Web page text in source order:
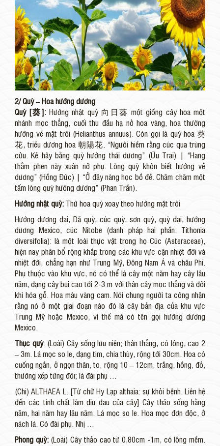
2/ Quỳ – Hoa hướng dương
Quỳ [葵]:Hướng nhật quỳ 向日葵 một giống cây hoa một
nhánh mọc thẳng, cuối thu đầu hạ nở hoa vàng, hoa thường
hướng về mặt trời (Helianthus annuus). Còn gọi là quỳ hoa 葵
花, triều dương hoa 朝陽花. “Người hiềm rằng cúc qua trùng
cửu. Kẻ hãy bằng quỳ hướng thái dương” (Ứu Trai) | “Hang
thẳm phen này xuân nỡ phụ. Lòng quỳ khôn biết hướng về
dương” (Hồng Đức) | “Ở đây nàng học bồ đề. Chăm chăm một
tấm lòng quỳ hướng dương” (Phan Trần).
Hướng nhật quỳ: Thứ hoa quỳ xoay theo hướng mặt trời
Hướng dương dại, Dã quỳ, cúc quỳ, sơn quỳ, quỳ dại, hướng
dương Mexico, cúc Nitobe (danh pháp hai phần: Tithonia
diversifolia): là một loài thực vật trong họ Cúc (Asteraceae),
hiện nay phân bổ rộng khắp trong các khu vực cận nhiệt đới và
nhiệt đới, chẳng hạn như Trung Mỹ, Đông Nam Á và châu Phi.
Phụ thuộc vào khu vực, nó có thể là cây một năm hay cây lâu
năm, dạng cây bụi cao tới 2-3 m với thân cây mọc thẳng và đôi
khi hóa gỗ. Hoa màu vàng cam. Nói chung người ta công nhận
rằng nó ở một giai đoạn nào đó là cây bản địa của khu vực
Trung Mỹ hoặc Mexico, vì thế mà có tên gọi hướng dương
Mexico.
Thục quỳ: (Loài) Cây sống lưu niên; thân thẳng, có lông, cao 2
– 3m. Lá mọc so le, dạng tim, chia thùy, rộng tới 30cm. Hoa có
cuống ngắn, ở ngọn thân, to, rộng 10 – 12cm, trắng, hồng, đỏ,
thường xếp từng đôi; lá đài phụ …
(Chi) ALTHAEA L. [Từ chữ Hy Lạp althaia: sự khỏi bệnh. Liên hệ
đến các tính chất làm dịu đau của cây] Cây thảo sống hằng
năm, hai năm hay lâu năm. Lá mọc so le. Hoa mọc đơn độc, ở
nách lá. Có đài phụ. Nhị …
Phong quỳ:(Loài) Cây thảo cao từ 0,80cm -1m, có lông mềm.